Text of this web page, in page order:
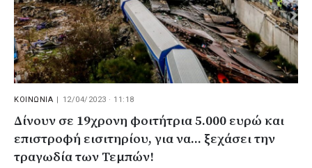
ΚΟΙΝΩΝΙΑ 12/04/2023 · 11:18
Δίνουν σε 19χρονη φοιτήτρια 5.000 ευρώ και
επιστροφή εισιτηρίου, για να... ξεχάσει την
τραγωδία των Τεμπών!